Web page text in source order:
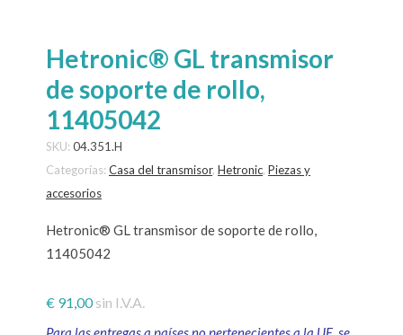
Hetronic® GL transmisor
de soporte de rollo,
11405042
SKU: 04.351.H
Categorías: Casa del transmisor, Hetronic, Piezas y
accesorios
Hetronic® GL transmisor de soporte de rollo,
11405042
€ 91,00sin I.V.A.